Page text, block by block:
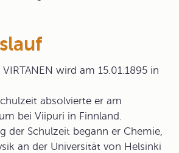
wird am 15.01.1895 in
absolvierte er am
bei Viipuri in Finnland.
der Schulzeit begann er Chemie,
an der Universität von Helsinki